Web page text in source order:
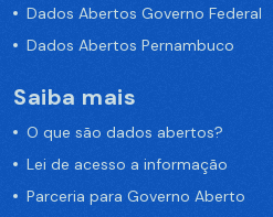
Dados Abertos Governo Federal
Dados Abertos Pernambuco
Saiba mais
O que são dados abertos?
Lei de acesso a informação
Parceria para Governo Aberto